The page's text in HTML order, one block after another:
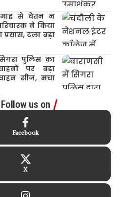
माह से वेतन न
ने किया
टला बड़ा
पुलिस का
पर बड़ा
सीज, मचा
Follow us on
Facebook
X